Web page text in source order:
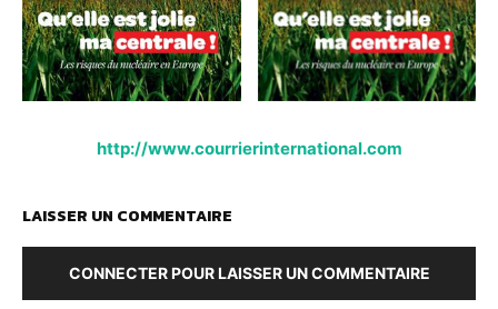
http://www.courrierinternational.com
LAISSER UN COMMENTAIRE
CONNECTER POUR LAISSER UN COMMENTAIRE